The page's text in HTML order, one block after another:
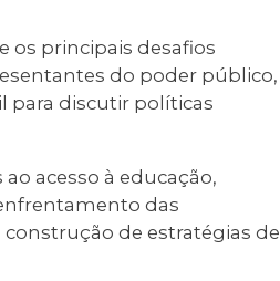
os principais desafios
do poder público,
para discutir políticas
acesso à educação,
das
de estratégias de